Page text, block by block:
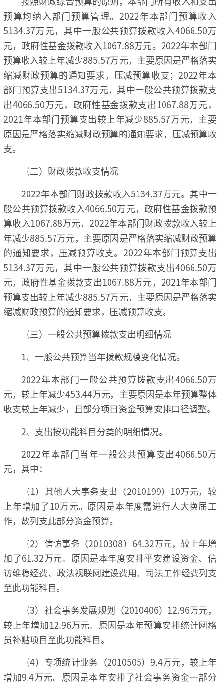
预算均纳入部门预算管理。2022年本部门预算收入
5134.37万元，其中一般公共预算拨款收入4066.50万
元，政府性基金拨款收入1067.88万元。2022年本部门
预算收入较上年减少885.57万元，主要原因是严格落实
缩减财政预算的通知要求，压减预算收支；2022年本
部门预算支出5134.37万元，其中一般公共预算拨款支
出4066.50万元，政府性基金拨款支出1067.88万元，
2021年本部门预算支出较上年减少885.57万元，主要
原因是严格落实缩减财政预算的通知要求，压减预算收
支。
（二）财政拨款收支情况
2022年本部门财政拨款收入5134.37万元。其中一
般公共预算拨款收入4066.50万元，政府性基金拨款预
算收入1067.88万元，2022年本部门财政拨款收入较上
年减少885.57万元，主要原因是严格落实缩减财政预算
的通知要求，压减预算收支。2022年本部门预算支出
5134.37万元，其中一般公共预算拨款支出4066.50万
元，政府性基金拨款支出1067.88万元，2021年本部门
预算支出较上年减少885.57万元，主要原因是严格落实
缩减财政预算的通知要求，压减预算收支。
（三）一般公共预算拨款支出明细情况
1、一般公共预算当年拨款规模变化情况。
2022年本部门一般公共预算拨款支出4066.50万
元，较上年减少453.44万元，主要原因是本年预算整体
收支较上年减少，且部分项目资金预算安排口径调整。
2、支出按功能科目分类的明细情况。
2022年本部门当年一般公共预算支出4066.50万
元，其中：
（1）其他人大事务支出（2010199）10万元，较
上年增加了10万元。原因是本年度需进行人大换届工
作，故列支此部分资金预算。
（2）信访事务（2010308）64.32万元，较上年增
加了61.32万元。原因是本年度安排平安建设资金、信
访维稳经费、政法视联网建设费用、司法工作经费列支
至此功能科目。
（3）社会事务发展规划（2010406）12.96万元，
较上年增加12.96万元。原因是本年预算安排统计网格
员补贴项目至此功能科目。
（4）专项统计业务（2010505）9.4万元，较上年
增加9.4万元。原因是本年安排了社会事务资金一部分